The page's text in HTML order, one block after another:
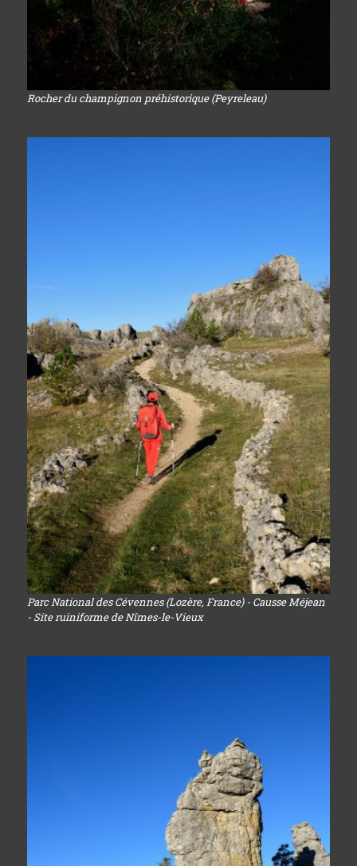
Rocher du champignon préhistorique (Peyreleau)
Parc National des Cévennes (Lozère, France) - Causse Méjean
- Site ruiniforme de Nîmes-le-Vieux